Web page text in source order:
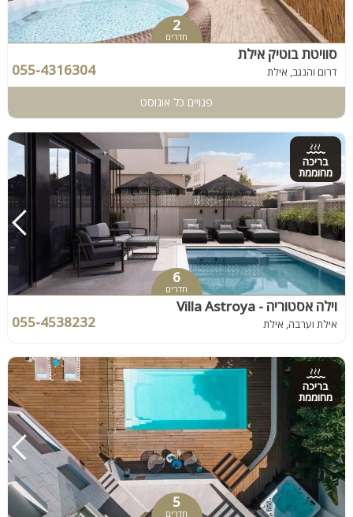
2
חדרים
סוויטת בוטיק אילת
דרום והנגב, אילת 055-4316304
פנויים כל אוגוסט
בריכה
מחוממת
6
חדרים
וילה אסטוריה - Villa Astroya
אילת וערבה, אילת 055-4538232
בריכה
מחוממת
5
חדרים